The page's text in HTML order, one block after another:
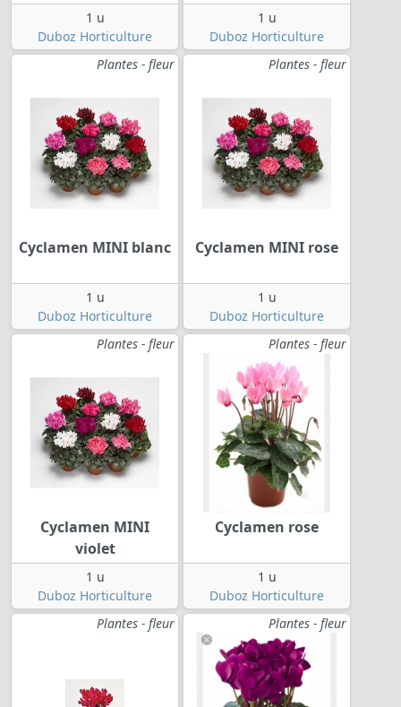
1 u
Duboz Horticulture
1 u
Duboz Horticulture
Plantes - fleur
Cyclamen MINI blanc
1 u
Duboz Horticulture
Plantes - fleur
Cyclamen MINI rose
1 u
Duboz Horticulture
Plantes - fleur
Cyclamen MINI
violet
1 u
Duboz Horticulture
Plantes - fleur
Cyclamen rose
1 u
Duboz Horticulture
Plantes - fleur
Plantes - fleur